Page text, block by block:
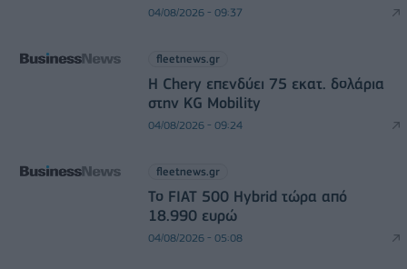
04/08/2026 - 09:37
fleetnews.gr
Η Chery επενδύει 75 εκατ. δολάρια
στην KG Mobility
04/08/2026 - 09:24
fleetnews.gr
Το FIAT 500 Hybrid τώρα από
18.990 ευρώ
04/08/2026 - 05:08